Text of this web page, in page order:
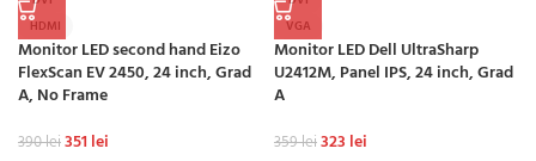
HDMI
Monitor LED second hand Eizo
FlexScan EV 2450, 24 inch, Grad
A, No Frame
390lei351 lei
VGA
Monitor LED Dell UltraSharp
U2412M, Panel IPS, 24 inch, Grad
A
359lei323 lei